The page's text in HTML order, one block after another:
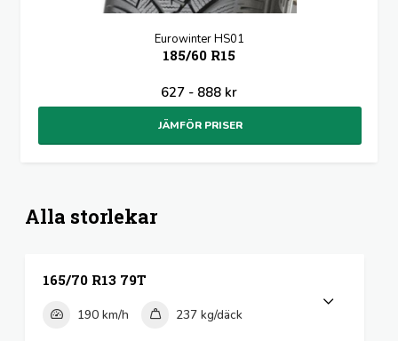
Eurowinter HS01
185/60 R15
627 - 888 kr
JÄMFÖR PRISER
Alla storlekar
165/70 R13 79T
190 km/h 237 kg/däck